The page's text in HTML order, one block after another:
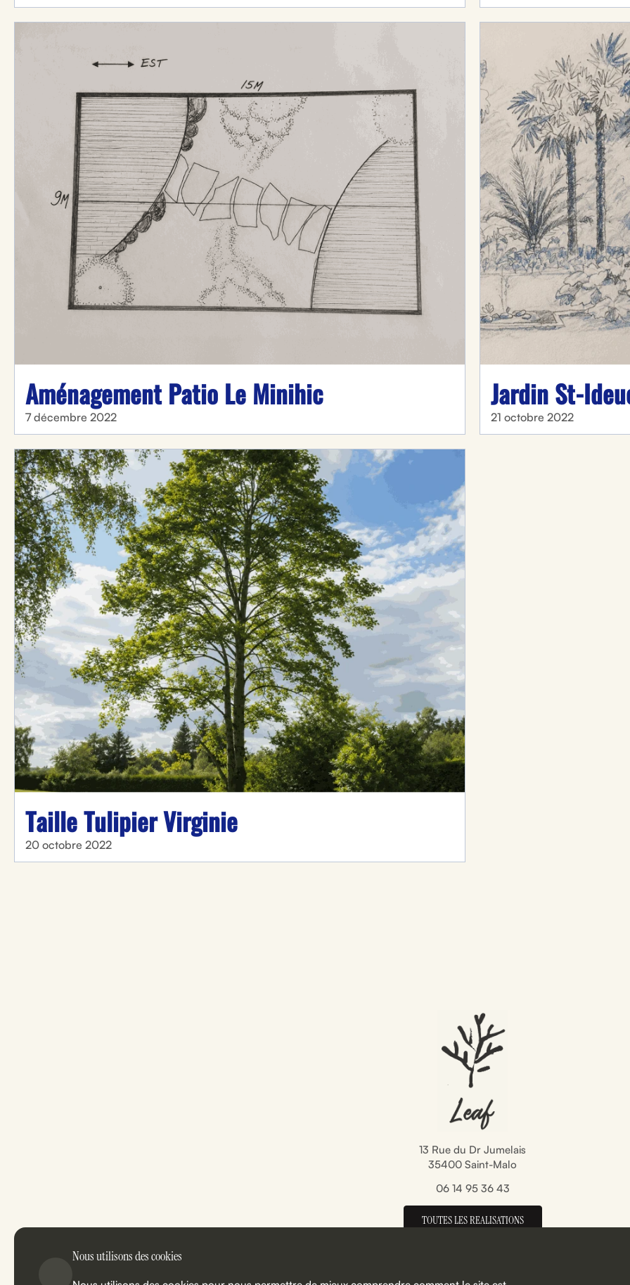
Aménagement Patio Le Minihic
7 décembre 2022
Jardin St-
21 octobre 2022
Taille Tulipier Virginie
20 octobre 2022
En soumettant ce formulaire, vous acceptez d’être recontacté concernant votre
demande. Vos données sont traitées de manière confidentielle.
13 Rue du Dr Jumelais
35400 Saint-Malo
06 14 95 36 43‬
TOUTES LES REALISATIONS
Nous utilisons des cookies